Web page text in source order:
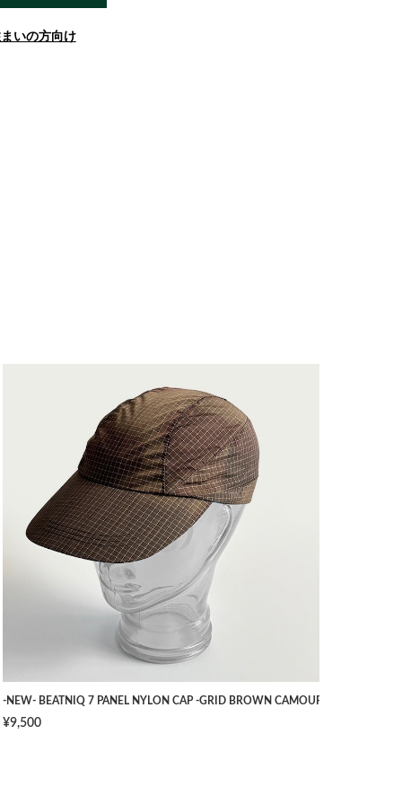
いの方向け
-NAVY- [W34]
-NEW- BEATNIQ 7 PANEL NYLON CAP -GRID BROWN CAMOUFLAGE- [ONE
¥9,500